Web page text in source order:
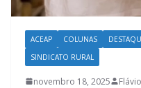
ACEAP COLUNAS
SINDICATO RURAL
novembro 18, 2025